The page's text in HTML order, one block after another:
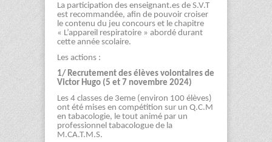
La participation des enseignant.es de S.V.T
est recommandée, afin de pouvoir croiser
le contenu du jeu concours et le chapitre
« L’appareil respiratoire » abordé durant
cette année scolaire.
Les actions :
1/ Recrutement des élèves volontaires de
Victor Hugo (5 et 7 novembre 2024)
Les 4 classes de 3eme (environ 100 élèves)
ont été mises en compétition sur un Q.C.M
en tabacologie, le tout animé par un
professionnel tabacologue de la
M.CA.T.M.S.